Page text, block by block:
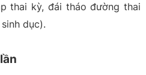
thai kỳ, đái tháo đường thai
dục).